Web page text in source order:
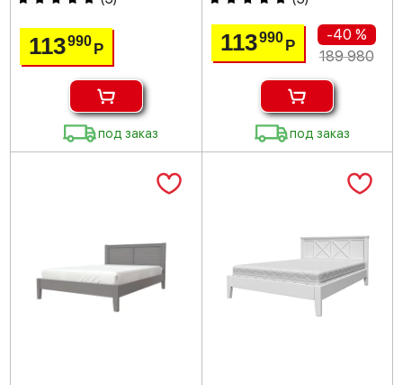
113990Р
под заказ
113990 Р
-40 %
189 980
под заказ